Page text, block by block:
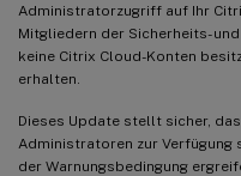
Administratorzugriff auf Ihr
Mitgliedern der Sicherheits-
keine Citrix Cloud-Konten
erhalten.
Dieses Update stellt sicher,
Administratoren zur Verfügung
der Warnungsbedingung